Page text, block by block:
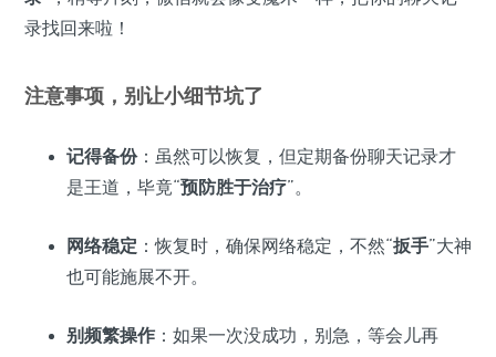
录找回来啦！
注意事项，别让小细节坑了
记得备份：虽然可以恢复，但定期备份聊天记录才
是王道，毕竟“预防胜于治疗”。
网络稳定 ：恢复时，确保网络稳定，不然“扳手”大神
也可能施展不开。
别频繁操作 ：如果一次没成功，别急，等会儿再